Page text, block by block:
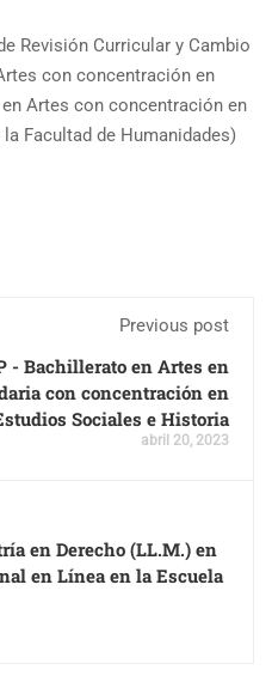
Revisión Curricular y Cambio
con concentración en
Artes con concentración en
Facultad de Humanidades)
Previous post
- Bachillerato en Artes en
con concentración en
Sociales e Historia
abril 20, 2023
en Derecho (LL.M.) en
en Línea en la Escuela